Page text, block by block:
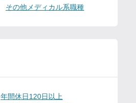
その他メディカル系職種
年間休日120日以上